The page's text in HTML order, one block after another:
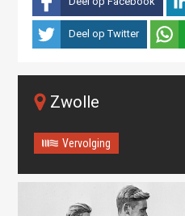
Deel op Twitter
Zwolle
Vervolging